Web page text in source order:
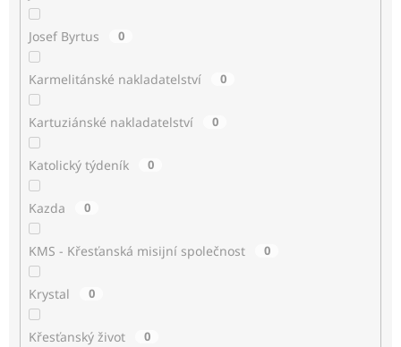
Josef Byrtus 0
Karmelitánské nakladatelství 0
Kartuziánské nakladatelství 0
Katolický týdeník 0
Kazda 0
KMS - Křesťanská misijní společnost 0
Krystal 0
Křesťanský život 0